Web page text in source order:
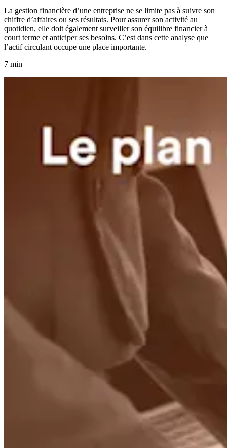
La gestion financière d’une entreprise ne se limite pas à suivre son
chiffre d’affaires ou ses résultats. Pour assurer son activité au
quotidien, elle doit également surveiller son équilibre financier à
court terme et anticiper ses besoins. C’est dans cette analyse que
l’actif circulant occupe une place importante.
7 min